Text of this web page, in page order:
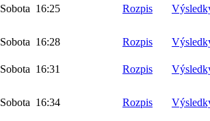
Sobota 16:25 Rozpis
Sobota 16:28 Rozpis
Sobota 16:31 Rozpis
Sobota 16:34 Rozpis